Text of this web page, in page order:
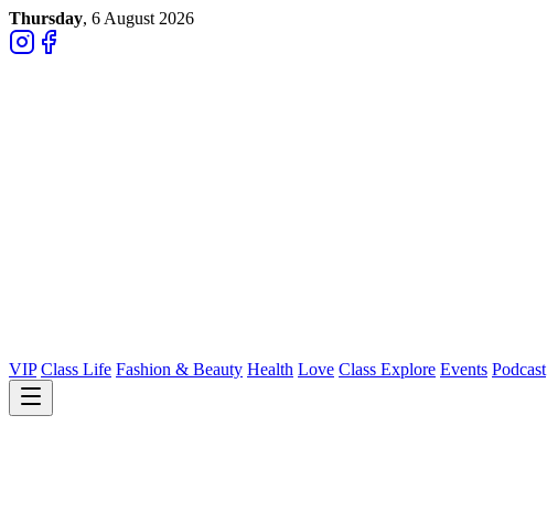
Thursday, 6 August 2026
VIP Class Life Fashion & Beauty Health Love Class Explore Events Podcast